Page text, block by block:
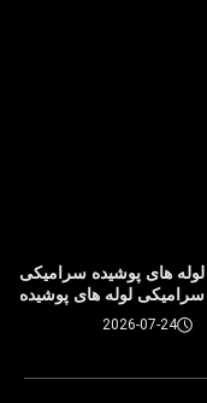
های پوشیده سرامیکی
سرامیکی لوله های پوشیده
لوله های زغال سنگ لوله
2026-07-24